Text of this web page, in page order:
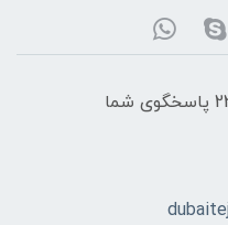
هفت روز هفته ، از ساعت 10 الی 22 پاسخگوی شما